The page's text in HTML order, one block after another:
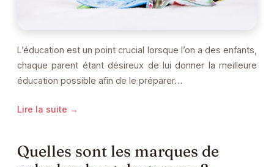
L’éducation est un point crucial lorsque l’on a des enfants,
chaque parent étant désireux de lui donner la meilleure
éducation possible afin de le préparer…
Lire la suite →
Quelles sont les marques de